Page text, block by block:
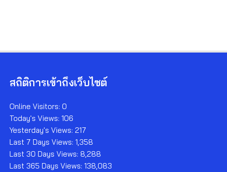
สถิติการเข้าถึงเว็บไซต์
Online Visitors:0
Today's Views:106
Yesterday's Views:217
Last 7 Days Views:1,358
Last 30 Days Views: 8,288
Last 365 Days Views:138,083